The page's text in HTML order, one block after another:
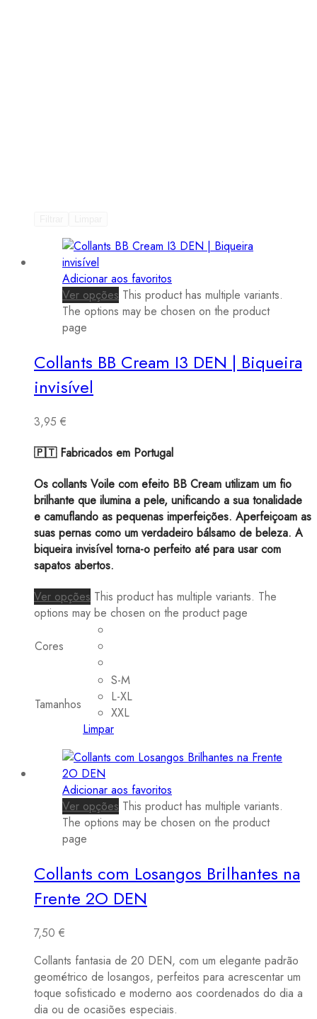
Adicionar aos favoritos
Ver opções This product has multiple variants.
The options may be chosen on the product
page
Collants BB Cream I3 DEN | Biqueira
invisível
3,95 €
🇵🇹 Fabricados em Portugal
Os collants Voile com efeito BB Cream utilizam um fio
brilhante que ilumina a pele, unificando a sua tonalidade
e camuflando as pequenas imperfeições. Aperfeiçoam as
suas pernas como um verdadeiro bálsamo de beleza. A
biqueira invisível torna-o perfeito até para usar com
sapatos abertos.
Ver opções This product has multiple variants. The
options may be chosen on the product page
Cores
Tamanhos
S-M
L-XL
XXL
Limpar
Adicionar aos favoritos
Ver opções This product has multiple variants.
The options may be chosen on the product
page
Collants com Losangos Brilhantes na
Frente 2O DEN
7,50 €
Collants fantasia de 20 DEN, com um elegante padrão
geométrico de losangos, perfeitos para acrescentar um
toque sofisticado e moderno aos coordenados do dia a
dia ou de ocasiões especiais.